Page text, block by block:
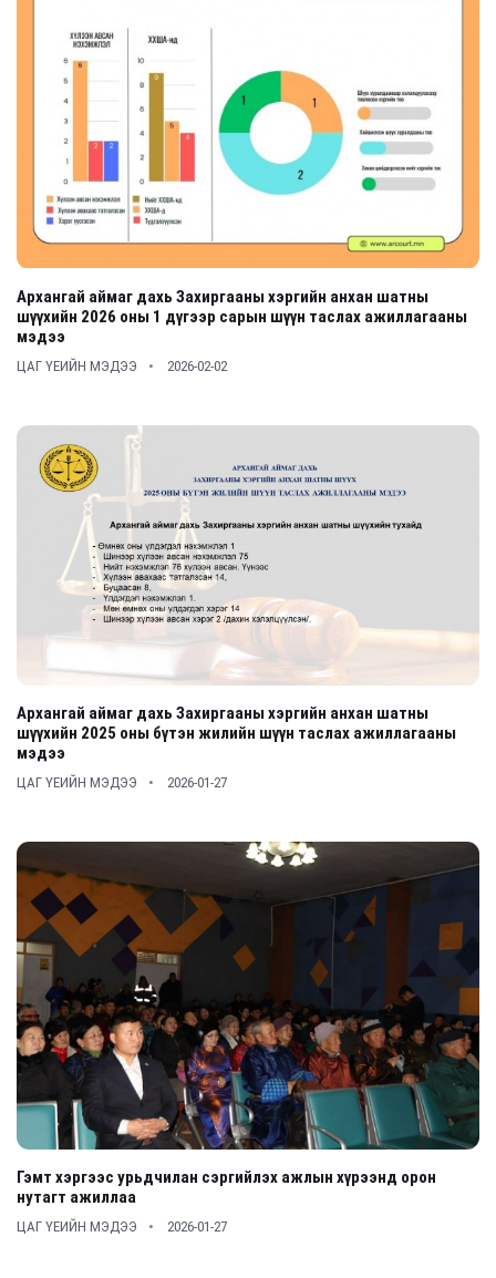
Архангай аймаг дахь Захиргааны хэргийн анхан шатны
шүүхийн 2026 оны 1 дүгээр сарын шүүн таслах ажиллагааны
мэдээ
ЦАГ ҮЕИЙН МЭДЭЭ 2026-02-02
Архангай аймаг дахь Захиргааны хэргийн анхан шатны
шүүхийн 2025 оны бүтэн жилийн шүүн таслах ажиллагааны
мэдээ
ЦАГ ҮЕИЙН МЭДЭЭ 2026-01-27
Гэмт хэргээс урьдчилан сэргийлэх ажлын хүрээнд орон
нутагт ажиллаа
ЦАГ ҮЕИЙН МЭДЭЭ 2026-01-27